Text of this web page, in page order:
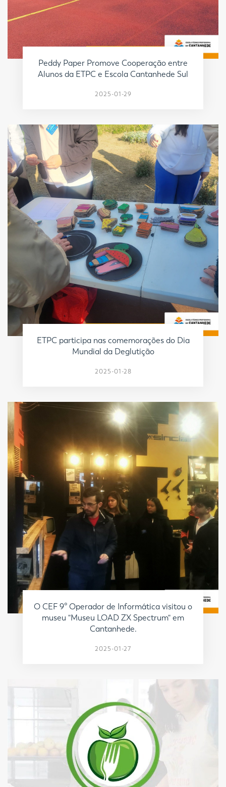
Peddy Paper Promove Cooperação entre
Alunos da ETPC e Escola Cantanhede Sul
2025-01-29
ETPC participa nas comemorações do Dia
Mundial da Deglutição
2025-01-28
O CEF 9º Operador de Informática visitou o
museu "Museu LOAD ZX Spectrum" em
Cantanhede.
2025-01-27